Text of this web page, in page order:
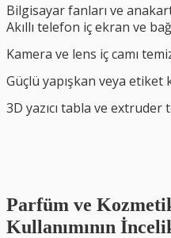
Bilgisayar fanları ve
Akıllı telefon iç ekran ve
Kamera ve lens iç camı
Güçlü yapışkan veya etiket
3D yazıcı tabla ve
Parfüm ve
Kullanımının